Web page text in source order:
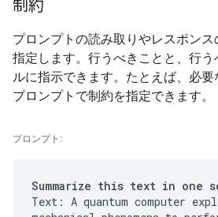
制約
プロンプトの読み取りやレスポン
指定します。行うべきことと、行
ルに指示できます。たとえば、必
プロンプトで制約を指定できます。
プロンプト:
Summarize this text in one
Text: A quantum computer